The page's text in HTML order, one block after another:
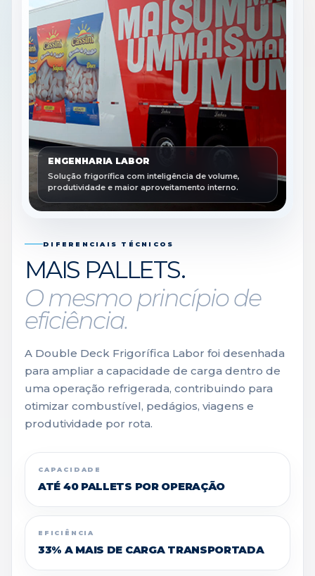
ENGENHARIA LABOR
Solução frigorífica com inteligência de volume,
produtividade e maior aproveitamento interno.
DIFERENCIAIS TÉCNICOS
MAIS PALLETS.
O mesmo princípio de
eficiência.
A Double Deck Frigorífica Labor foi desenhada
para ampliar a capacidade de carga dentro de
uma operação refrigerada, contribuindo para
otimizar combustível, pedágios, viagens e
produtividade por rota.
CAPACIDADE
ATÉ 40 PALLETS POR OPERAÇÃO
EFICIÊNCIA
33% A MAIS DE CARGA TRANSPORTADA